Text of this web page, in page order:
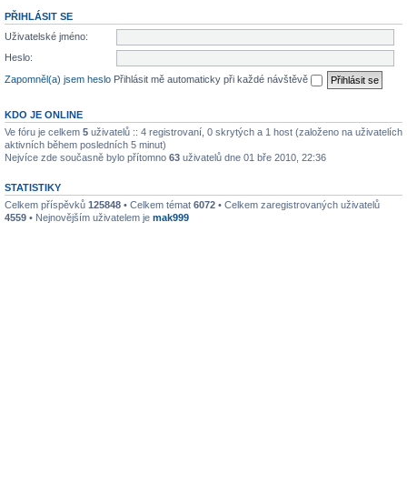
PŘIHLÁSIT SE
Uživatelské jméno:
Heslo:
Zapomněl(a) jsem heslo Přihlásit mě automaticky při každé návštěvě
KDO JE ONLINE
Ve fóru je celkem 5 uživatelů :: 4 registrovaní, 0 skrytých a 1 host (založeno na uživatelích
aktivních během posledních 5 minut)
Nejvíce zde současně bylo přítomno 63 uživatelů dne 01 bře 2010, 22:36
STATISTIKY
Celkem příspěvků 125848 • Celkem témat 6072 • Celkem zaregistrovaných uživatelů
4559 • Nejnovějším uživatelem je mak999